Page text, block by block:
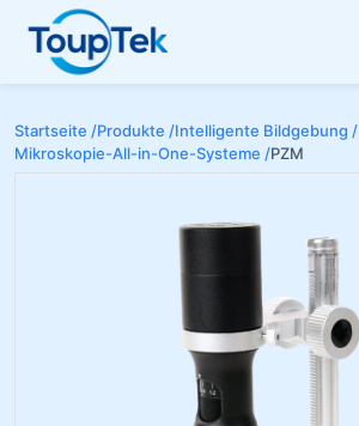
Startseite /Produkte /Intelligente Bildgebung /
Mikroskopie-All-in-One-Systeme /PZM